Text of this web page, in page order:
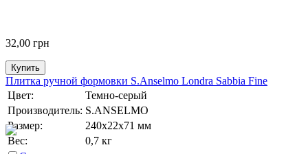
32,00 грн
Купить
Плитка ручной формовки S.Anselmo Londra Sabbia Fine
Цвет:
Темно-серый
Производитель: S.ANSELMO
Размер:
240х22х71 мм
Вес:
0,7 кг